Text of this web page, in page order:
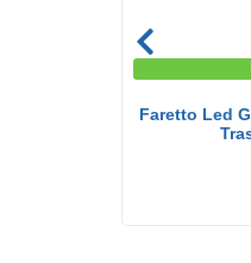
Faretto Led